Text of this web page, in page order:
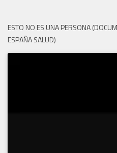
ESTO NO ES UNA PERSONA
ESPAÑA SALUD)